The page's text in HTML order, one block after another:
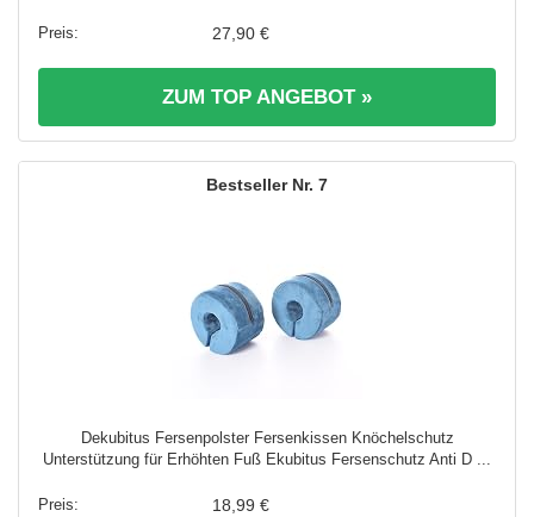
27,90 €
ZUM TOP ANGEBOT »
7
Dekubitus Fersenpolster Fersenkissen Knöchelschutz
Unterstützung für Erhöhten Fuß Ekubitus Fersenschutz Anti D ...
18,99 €